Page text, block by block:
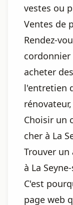
vestes ou
Ventes de
Rendez-
cordonnier
acheter
l'entretien
Choisir un
cher à La
Trouver
à La
C'est
page web